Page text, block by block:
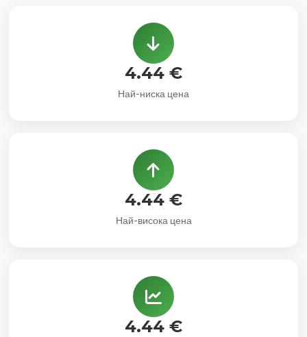
4.44 €
Най-ниска цена
4.44 €
Най-висока цена
4.44 €